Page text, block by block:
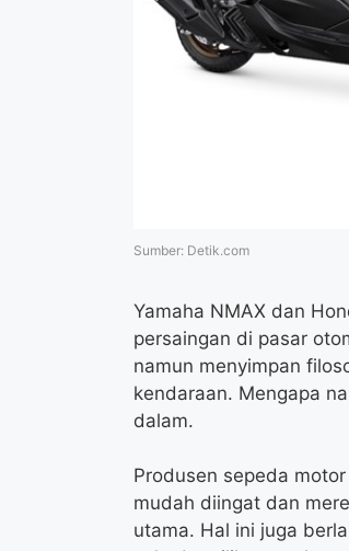
Sumber: Detik.com
Yamaha NMAX dan
persaingan di pasar
namun menyimpan
kendaraan. Mengapa
dalam.
Produsen sepeda
mudah diingat dan
utama. Hal ini juga